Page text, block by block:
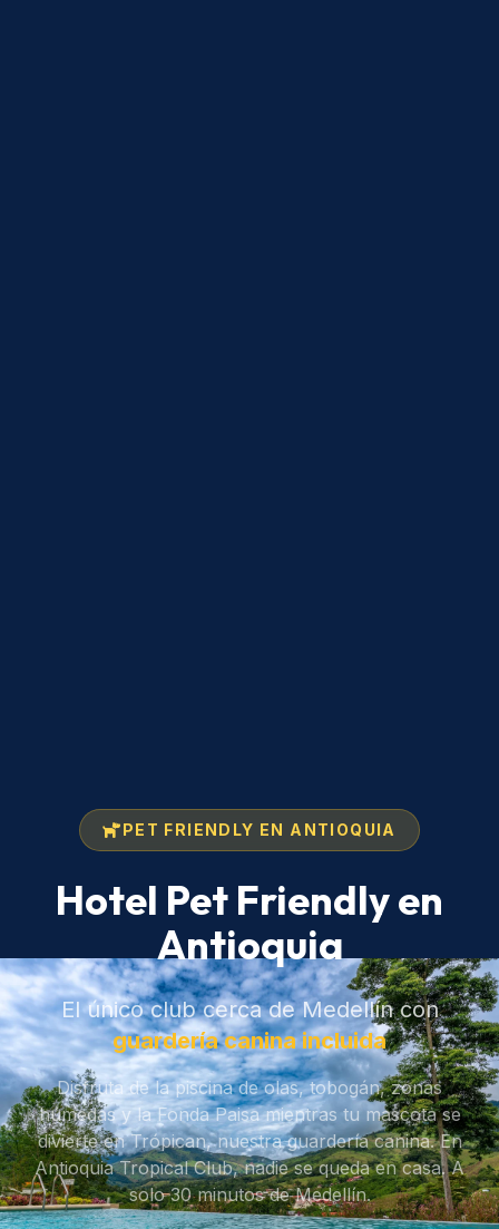
PET FRIENDLY EN ANTIOQUIA
Hotel Pet Friendly en
Antioquia
El único club cerca de Medellín con
guardería canina incluida
Disfruta de la piscina de olas, tobogán, zonas
húmedas y la Fonda Paisa mientras tu mascota se
divierte en Trópican, nuestra guardería canina. En
Antioquia Tropical Club, nadie se queda en casa. A
solo 30 minutos de Medellín.